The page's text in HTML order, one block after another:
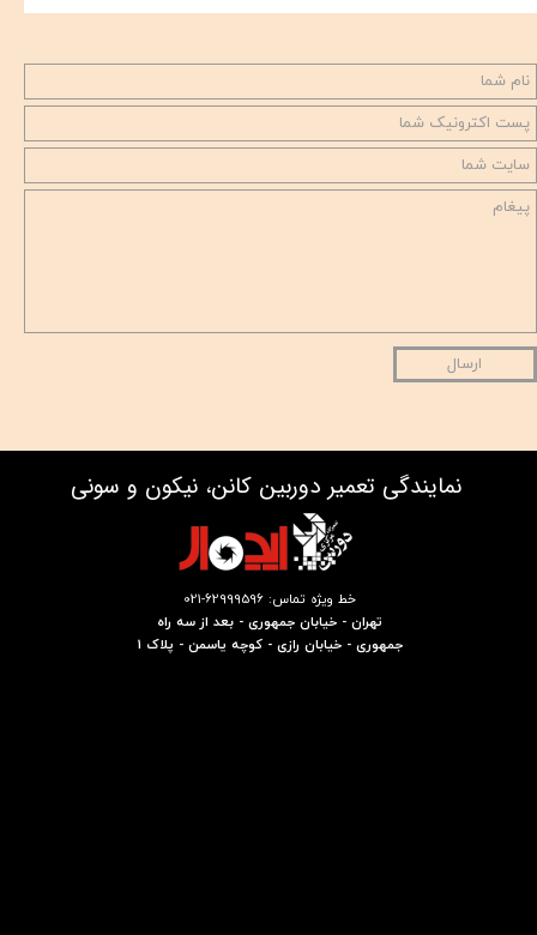
ارسال
نمایندگی تعمیر دوربین کانن، نیکون و سونی
خط ویژه تماس: 62999596-021
تهران - خیابان جمهوری - بعد از سه راه
جمهوری - خیابان رازی - کوچه یاسمن - پلاک 1